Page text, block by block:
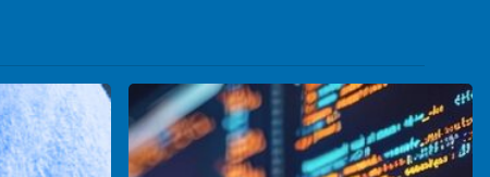
Κυβερνο-
Πληροφοριακή
Ανάλυση